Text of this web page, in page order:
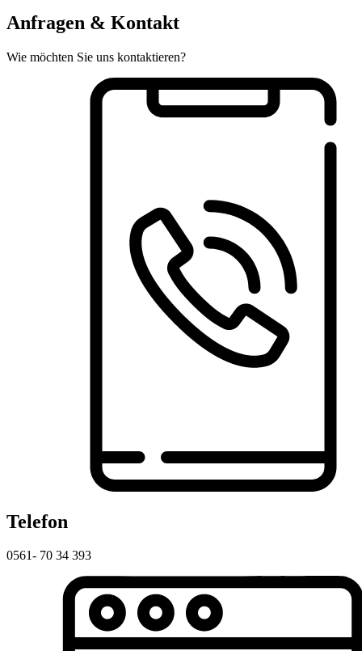
Anfragen & Kontakt
Wie möchten Sie uns kontaktieren?
Telefon
0561- 70 34 393